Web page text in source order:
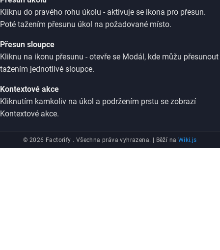
Kliknu do pravého rohu úkolu - aktivuje se ikona pro přesun.
Poté tažením přesunu úkol na požadované místo.
Přesun sloupce
Kliknu na ikonu přesunu - otevře se Modál, kde můžu přesunout
tažením jednotlivé sloupce.
Kontextové akce
Kliknutím kamkoliv na úkol a podržením prstu se zobrazí
Kontextové akce.
© 2026 Factorify . Všechna práva vyhrazena. | Běží na Wiki.js